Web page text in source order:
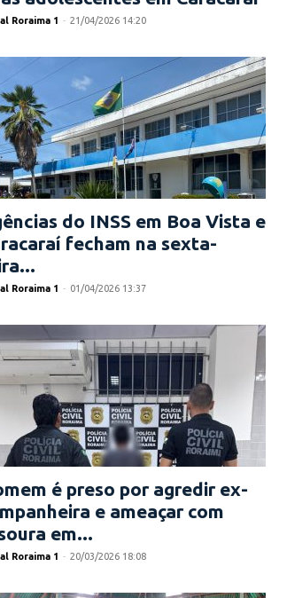
Roraima 1 - 21/04/2026 14:20
do INSS em Boa Vista e
fecham na sexta-
Roraima 1 - 01/04/2026 13:37
é preso por agredir ex-
e ameaçar com
em...
Roraima 1 - 20/03/2026 18:08